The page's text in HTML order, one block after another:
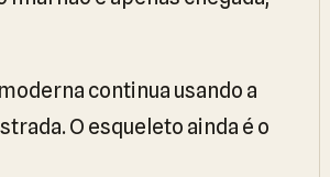
continua usando a
O esqueleto ainda é o